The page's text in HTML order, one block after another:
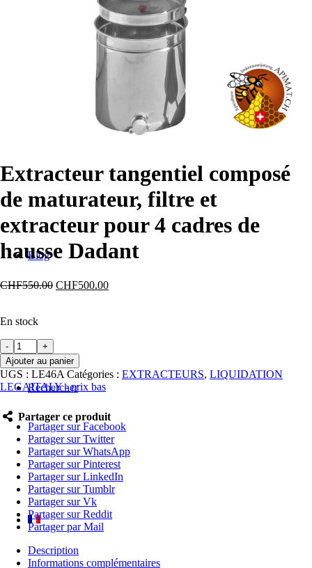
Qui sommes-nous
Blog
Rechercher
Extracteur tangentiel composé
de maturateur, filtre et
extracteur pour 4 cadres de
hausse Dadant
CHF550.00 Le
CHF500.00Le
En stock
quantité
de
Extracteur
tangentiel
composé
maturateur,
filtre
extracteur
pour
cadres
hausse
Dadant
Ajouter au panier
UGS : LE46A Catégories : EXTRACTEURS, LIQUIDATION
LEGAITALY - prix bas
Partager ce produit
Partager sur Facebook
Partager sur Twitter
Partager sur WhatsApp
Partager sur Pinterest
Partager sur LinkedIn
Partager sur Tumblr
Partager sur Vk
Partager sur Reddit
Partager par Mail
Description
Informations complémentaires